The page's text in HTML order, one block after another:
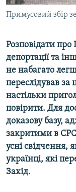
РУС
КТАТ
ДОЛУЧАЙСЯ!
Усі сайти RFE/
Примусовий збір
Розповідати
депортації та
не набагато
переслідував за
настільки
повірити. Для
доказову базу,
закритими в
усні свідчення,
українці, які
Захід.